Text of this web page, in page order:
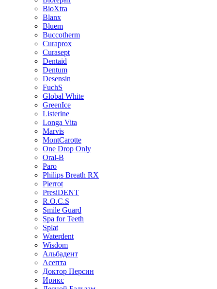
BioXtra
Blanx
Bluem
Buccotherm
Curaprox
Curasept
Dentaid
Dentum
Desensin
FuchS
Global White
GreenIce
Listerine
Longa Vita
Marvis
MontCarotte
One Drop Only
Oral-B
Paro
Philips Breath RX
Pierrot
PresiDENT
R.O.C.S
Smile Guard
Spa for Teeth
Splat
Waterdent
Wisdom
Альбадент
Асепта
Доктор Персин
Ирикс